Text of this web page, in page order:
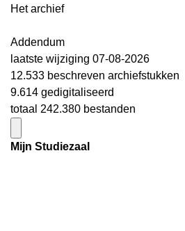
Het archief
Addendum
laatste wijziging 07-08-2026
12.533 beschreven archiefstukken
9.614 gedigitaliseerd
totaal 242.380 bestanden
Mijn Studiezaal